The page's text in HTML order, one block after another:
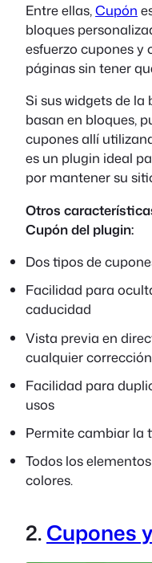
Entre ellas,Cupón
bloques
esfuerzo cupones y
páginas sin tener
Si sus widgets de
basan en bloques,
cupones allí
es un plugin ideal
por mantener su
Otros
Cupón del plugin:
Dos tipos de
Facilidad para
caducidad
Vista previa en
cualquier corrección
Facilidad para
usos
Permite cambiar la
Todos los
colores.
2.Cupones